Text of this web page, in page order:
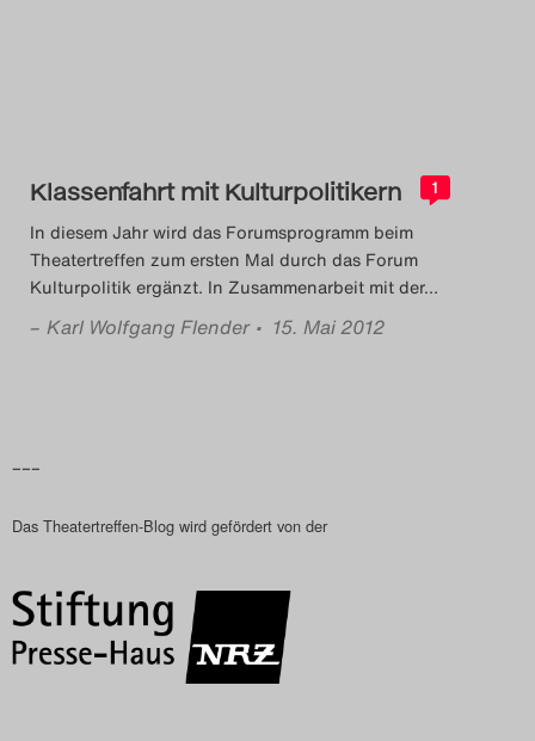
Das Theatertreffen-Blog
2015
Das Theatertreffen-Blog
2016
Das Theatertreffen-Blog
2018
Das Theatertreffen-Blog
2018 Alumni
Das Theatertreffen-Blog
Klassenfahrt mit Kulturpolitikern 1
In diesem Jahr wird das Forumsprogramm beim
Theatertreffen zum ersten Mal durch das Forum
Kulturpolitik ergänzt. In Zusammenarbeit mit der…
– Karl Wolfgang Flender • 15. Mai 2012
–––
Das Theatertreffen-Blog wird gefördert von der